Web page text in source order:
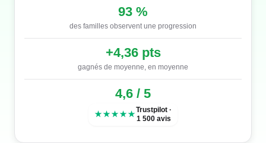
93 %
des familles observent une progression
+4,36 pts
gagnés de moyenne, en moyenne
4,6 / 5
★★★★★
Trustpilot ·
1 500 avis